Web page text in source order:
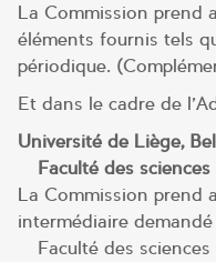
La Commission prend
éléments fournis tels
périodique.
Et dans le cadre de
Université de Liège,
– Faculté des
La Commission prend
intermédiaire
– Faculté des